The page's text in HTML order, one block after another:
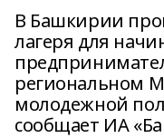
В Башкирии
лагеря для
региональном
молодежной
сообщает ИА